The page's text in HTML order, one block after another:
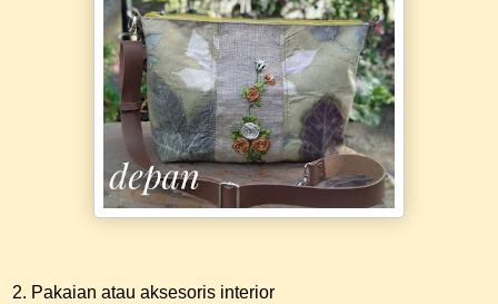
2. Pakaian atau aksesoris interior